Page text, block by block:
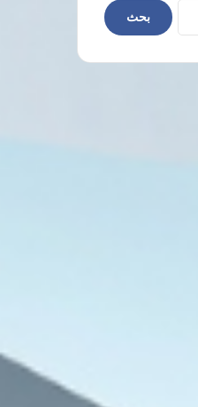
البحث
عن: